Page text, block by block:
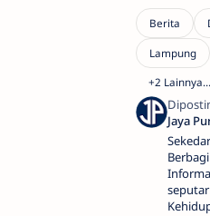
Sekedar
Berbagi
seputar